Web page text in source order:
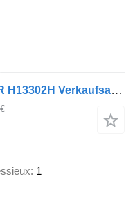
Niewiadów CATERING TRAILER H13302H Verkaufsanhänge
1